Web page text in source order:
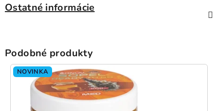
Ostatné informácie
Podobné produkty
NOVINKA